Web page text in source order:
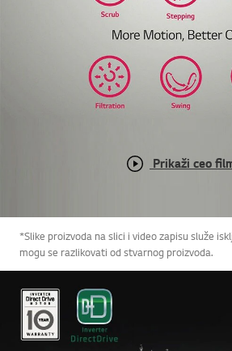
Prikaži ceo
*Slike proizvoda na slici i video zapisu služe
mogu se razlikovati od stvarnog proizvoda.